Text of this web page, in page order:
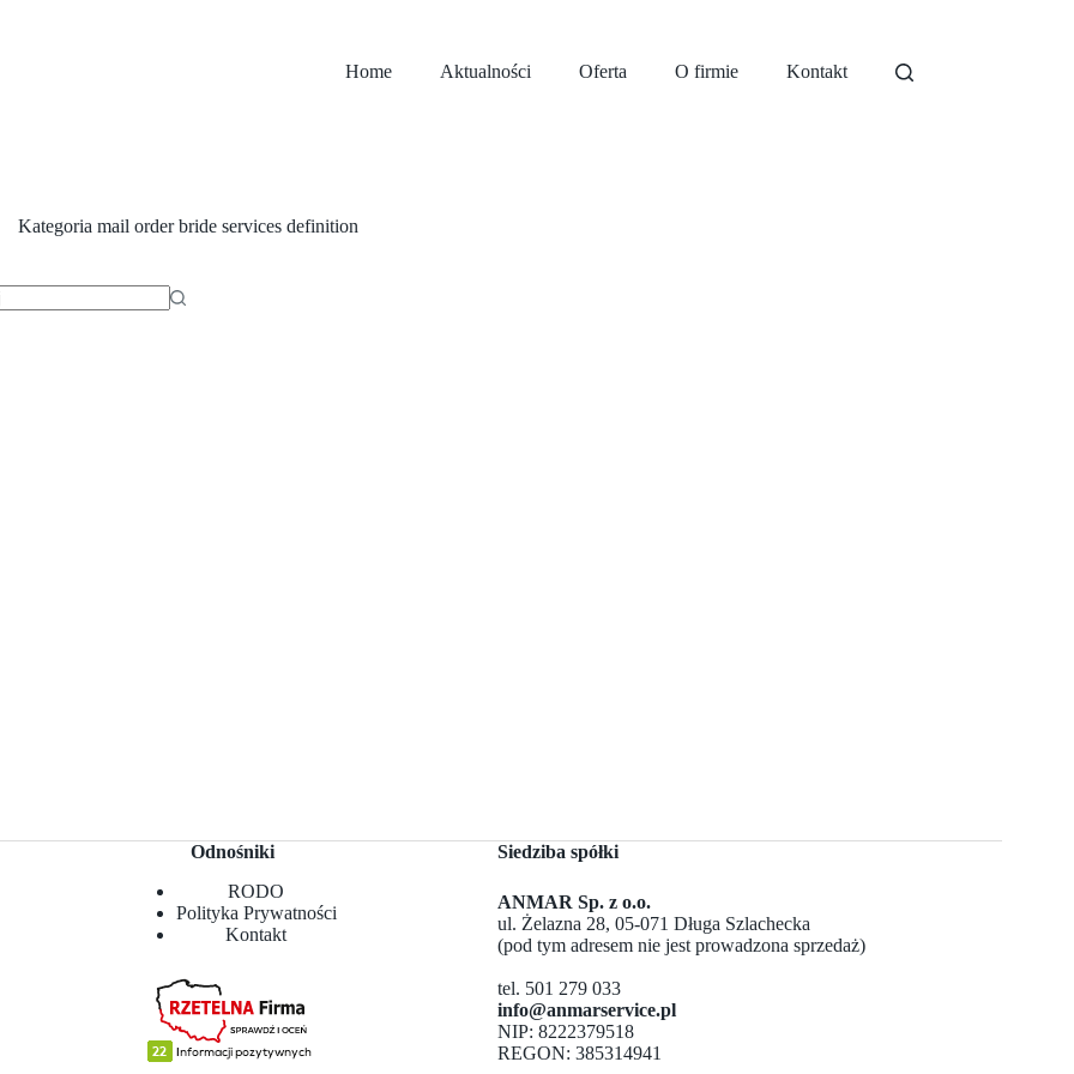
Home
Aktualności Oferta O firmie Kontakt
Kategoria mail order bride services definition
Odnośniki
RODO
Polityka Prywatności
Kontakt
Siedziba spółki
ANMAR Sp. z o.o.
ul. Żelazna 28, 05-071 Długa Szlachecka
(pod tym adresem nie jest prowadzona sprzedaż)
tel. 501 279 033
info@anmarservice.pl
NIP: 8222379518
REGON: 385314941